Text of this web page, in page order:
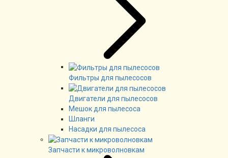
Фильтры для пылесосов
Двигатели для пылесосов
Мешок для пылесоса
Шланги
Насадки для пылесоса
Запчасти к микроволновкам